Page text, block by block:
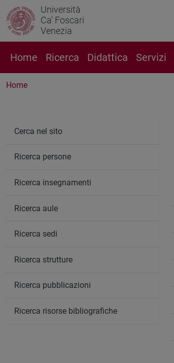
Università
Ca' Foscari
Venezia
Home Ricerca Didattica Servizi
Home
Cerca nel sito
Ricerca persone
Ricerca insegnamenti
Ricerca aule
Ricerca sedi
Ricerca strutture
Ricerca pubblicazioni
Ricerca risorse bibliografiche